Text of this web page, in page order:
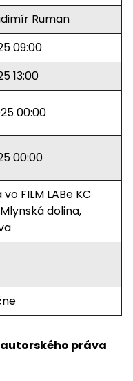
Ruman
09:00
13:00
00:00
00:00
FILM LABe KC
dolina,
práva